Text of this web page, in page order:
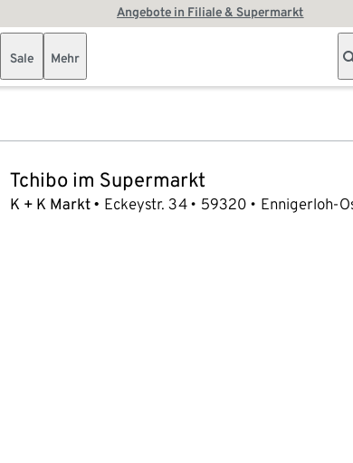
Angebote in Filiale & Supermarkt
Sale Mehr
Tchibo im Supermarkt
K + K Markt Eckeystr. 34 59320 Ennigerloh-